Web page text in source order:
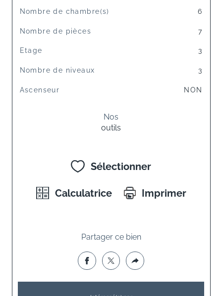
Nombre de chambre(s) 6
Nombre de pièces 7
Etage 3
Nombre de niveaux 3
Ascenseur NON
Nos
outils
Sélectionner
Calculatrice Imprimer
Partager ce bien